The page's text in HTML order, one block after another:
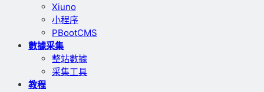
Xiuno
小程序
PBootCMS
數據采集
整站數據
采集工具
教程